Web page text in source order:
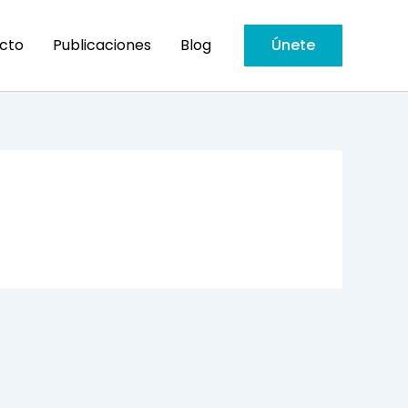
Publicaciones Blog Únete